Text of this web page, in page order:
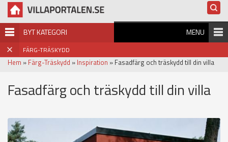
BYT KATEGORI MENU
FÄRG-TRÄSKYDD
Hem » Färg-Träskydd » Inspiration » Fasadfärg och träskydd till din villa
Fasadfärg och träskydd till din villa